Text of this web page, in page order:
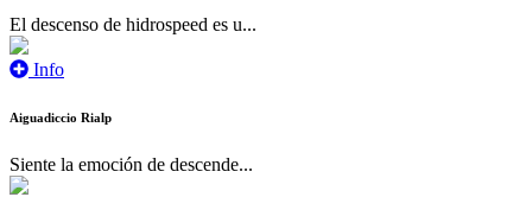
El descenso de hidrospeed es u...
Info
Aiguadiccio Rialp
Siente la emoción de descende...